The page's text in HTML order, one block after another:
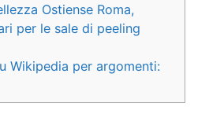
Ostiense Roma,
per le sale di peeling
Wikipedia per argomenti: